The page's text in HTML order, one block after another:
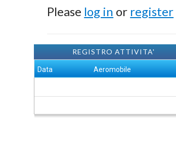
Please log in or register
REGISTRO ATTIVITA'
Data Aeromobile